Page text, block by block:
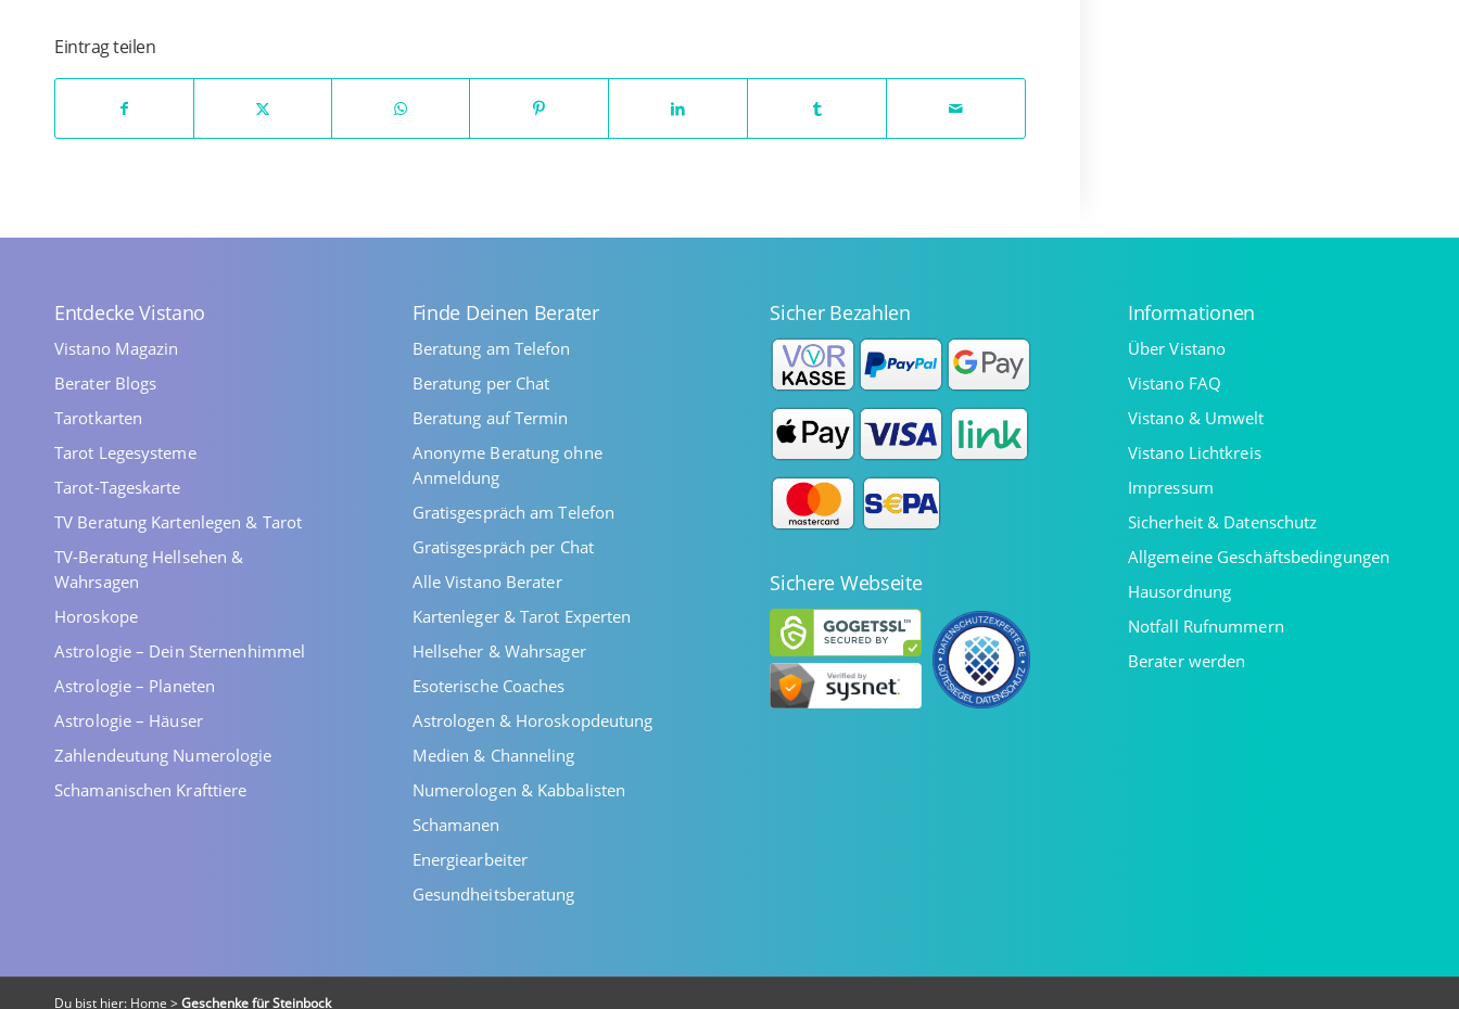
Eintrag teilen
Entdecke Vistano
Vistano Magazin
Berater Blogs
Tarotkarten
Tarot Legesysteme
Tarot-Tageskarte
TV Beratung Kartenlegen & Tarot
TV-Beratung Hellsehen &
Wahrsagen
Horoskope
Astrologie – Dein Sternenhimmel
Astrologie – Planeten
Astrologie – Häuser
Zahlendeutung Numerologie
Schamanischen Krafttiere
Finde Deinen Berater
Beratung am Telefon
Beratung per Chat
Beratung auf Termin
Anonyme Beratung ohne
Anmeldung
Gratisgespräch am Telefon
Gratisgespräch per Chat
Alle Vistano Berater
Kartenleger & Tarot Experten
Hellseher & Wahrsager
Esoterische Coaches
Astrologen & Horoskopdeutung
Medien & Channeling
Numerologen & Kabbalisten
Schamanen
Energiearbeiter
Gesundheitsberatung
Sicher Bezahlen
Sichere Webseite
Informationen
Über Vistano
Vistano FAQ
Vistano & Umwelt
Vistano Lichtkreis
Impressum
Sicherheit & Datenschutz
Allgemeine Geschäftsbedingungen
Hausordnung
Notfall Rufnummern
Berater werden
Du bist hier: Home > Geschenke für Steinbock